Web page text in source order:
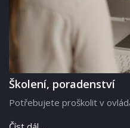
Školení, poradenství
Potřebujete proškolit v